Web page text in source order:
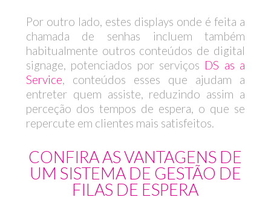
Por outro lado, estes displays onde é feita a
chamada de senhas incluem também
habitualmente outros conteúdos de digital
signage, potenciados por serviços DS as a
Service, conteúdos esses que ajudam a
entreter quem assiste, reduzindo assim a
perceção dos tempos de espera, o que se
repercute em clientes mais satisfeitos.
CONFIRA AS VANTAGENS DE
UM SISTEMA DE GESTÃO DE
FILAS DE ESPERA